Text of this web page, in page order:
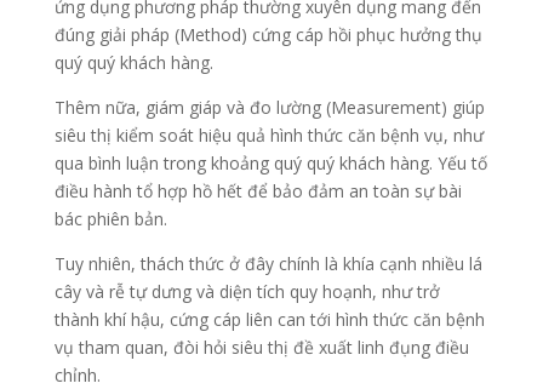
ứng dụng phương pháp thường xuyên dụng mang đến
đúng giải pháp (Method) cứng cáp hồi phục hưởng thụ
quý quý khách hàng.
Thêm nữa, giám giáp và đo lường (Measurement) giúp
siêu thị kiểm soát hiệu quả hình thức căn bệnh vụ, như
qua bình luận trong khoảng quý quý khách hàng. Yếu tố
điều hành tổ hợp hồ hết để bảo đảm an toàn sự bài
bác phiên bản.
Tuy nhiên, thách thức ở đây chính là khía cạnh nhiều lá
cây và rễ tự dưng và diện tích quy hoạnh, như trở
thành khí hậu, cứng cáp liên can tới hình thức căn bệnh
vụ tham quan, đòi hỏi siêu thị đề xuất linh đụng điều
chỉnh.